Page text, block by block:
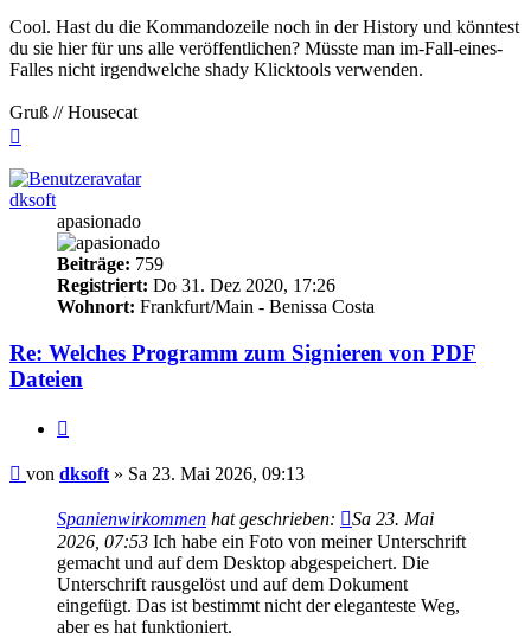
Cool. Hast du die Kommandozeile noch in der History und könntest
du sie hier für uns alle veröffentlichen? Müsste man im-Fall-eines-
Falles nicht irgendwelche shady Klicktools verwenden.
Gruß // Housecat
dksoft
apasionado
Beiträge: 759
Registriert: Do 31. Dez 2020, 17:26
Wohnort: Frankfurt/Main - Benissa Costa
Re: Welches Programm zum Signieren von PDF
Dateien
Beitrag
von dksoft » Sa 23. Mai 2026, 09:13
Spanienwirkommen hat geschrieben:
Sa 23. Mai
2026, 07:53 Ich habe ein Foto von meiner Unterschrift
gemacht und auf dem Desktop abgespeichert. Die
Unterschrift rausgelöst und auf dem Dokument
eingefügt. Das ist bestimmt nicht der eleganteste Weg,
aber es hat funktioniert.